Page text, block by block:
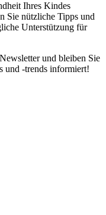
Ihres Kindes
Sie nützliche Tipps und
Unterstützung für
und bleiben Sie
und -trends informiert!